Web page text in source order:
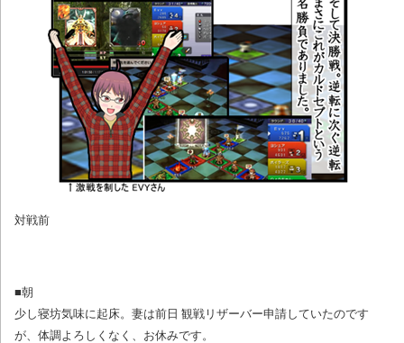
対戦前
■朝
少し寝坊気味に起床。妻は前日 観戦リザーバー申請していたのです
が、体調よろしくなく、お休みです。